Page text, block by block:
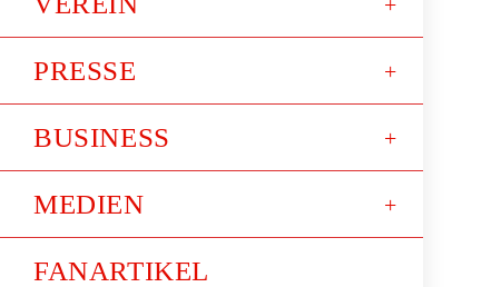
PRESSE
BUSINESS
MEDIEN
FANARTIKEL